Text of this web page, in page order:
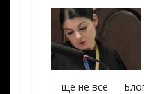
ще не все —